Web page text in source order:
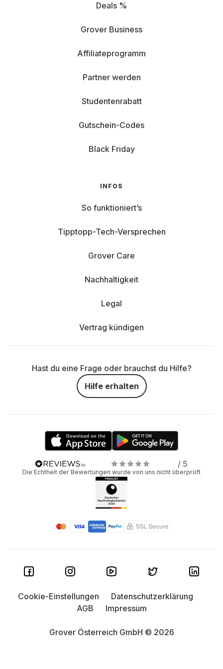
Deals %
Grover Business
Affiliateprogramm
Partner werden
Studentenrabatt
Gutschein-Codes
Black Friday
INFOS
So funktioniert’s
Tipptopp-Tech-Versprechen
Grover Care
Nachhaltigkeit
Legal
Vertrag kündigen
Hast du eine Frage oder brauchst du Hilfe?
Hilfe erhalten
/ 5
Die Echtheit der Bewertungen wurde von uns nicht überprüft
Grover Österreich GmbH © 2026
Cookie-Einstellungen
Datenschutzerklärung
AGB
Impressum